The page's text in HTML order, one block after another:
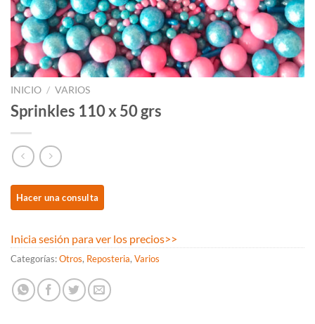
INICIO / VARIOS
Sprinkles 110 x 50 grs
Inicia sesión para ver los precios>>
Categorías:Otros, Reposteria, Varios